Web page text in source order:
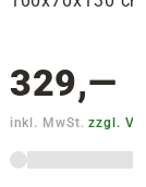
329,—
inkl. MwSt.zzgl.